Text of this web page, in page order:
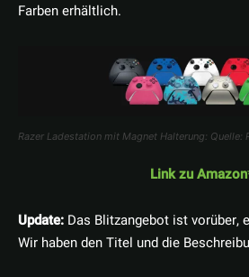
Farben erhältlich.
Razer Ladestation mit Magnet Halterung: Quelle:
Link zu Amazon
Update: Das Blitzangebot ist vorüber,
Wir haben den Titel und die